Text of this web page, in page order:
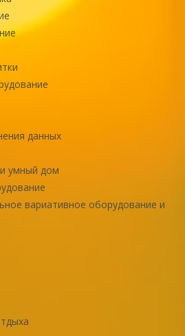
данных
умный дом
вариативное оборудование и